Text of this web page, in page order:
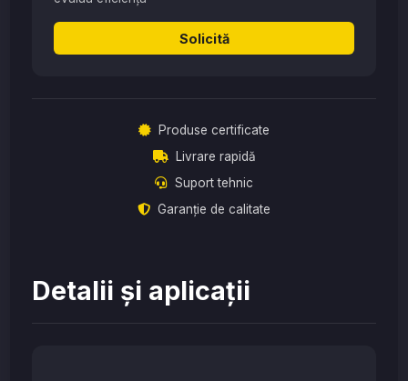
Solicită
Produse certificate
Livrare rapidă
Suport tehnic
Garanție de calitate
Detalii și aplicații